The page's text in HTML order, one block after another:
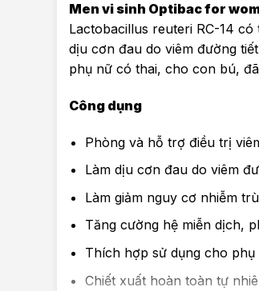
Men vi sinh Optibac for
Lactobacillus reuteri RC-14
dịu cơn đau do viêm đường
phụ nữ có thai, cho con bú,
Công dụng
Phòng và hỗ trợ điều trị
Làm dịu cơn đau do viêm
Làm giảm nguy cơ nhiễm
Tăng cường hệ miễn dịch,
Thích hợp sử dụng cho
Chiết xuất hoàn toàn tự